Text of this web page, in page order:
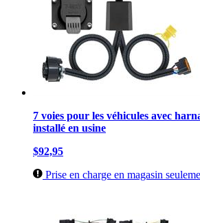
7 voies pour les véhicules avec
installé en usine
$92,95
Prise en charge en magasin